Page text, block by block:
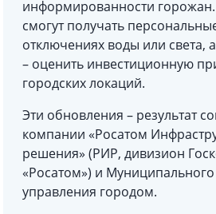
информированности
смогут получать
отключениях воды или света,
– оценить инвестиционную
городских локаций.
Эти обновления – результат
компании «Росатом
решения» (РИР, дивизион
«Росатом») и
управления городом.